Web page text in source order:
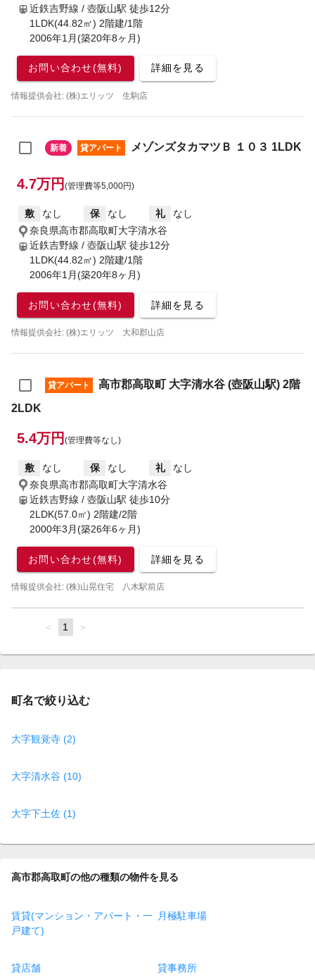
近鉄吉野線 / 壺阪山駅 徒歩12分
1LDK(44.82㎡) 2階建/1階
2006年1月(築20年8ヶ月)
お問い合わせ(無料) 詳細を見る
情報提供会社: (株)エリッツ 生駒店
新着 貸アパート メゾンズタカマツＢ １０３ 1LDK
4.7万円 (管理費等5,000円)
敷 なし 保 なし 礼
なし
奈良県高市郡高取町大字清水谷
近鉄吉野線 / 壺阪山駅 徒歩12分
1LDK(44.82㎡) 2階建/1階
2006年1月(築20年8ヶ月)
お問い合わせ(無料) 詳細を見る
情報提供会社: (株)エリッツ 大和郡山店
貸アパート
高市郡高取町 大字清水谷 (壺阪山駅) 2階
2LDK
5.4万円 (管理費等なし)
敷 なし 保 なし 礼
なし
奈良県高市郡高取町大字清水谷
近鉄吉野線 / 壺阪山駅 徒歩10分
2LDK(57.0㎡) 2階建/2階
2000年3月(築26年6ヶ月)
お問い合わせ(無料) 詳細を見る
情報提供会社: (株)山晃住宅 八木駅前店
page
You're
page
1 page
町名で絞り込む
大字観覚寺 (2)
大字清水谷 (10)
大字下土佐 (1)
高市郡高取町の他の種類の物件を見る
賃貸(マンション・アパート・一
戸建て)
月極駐車場
貸店舗 貸事務所